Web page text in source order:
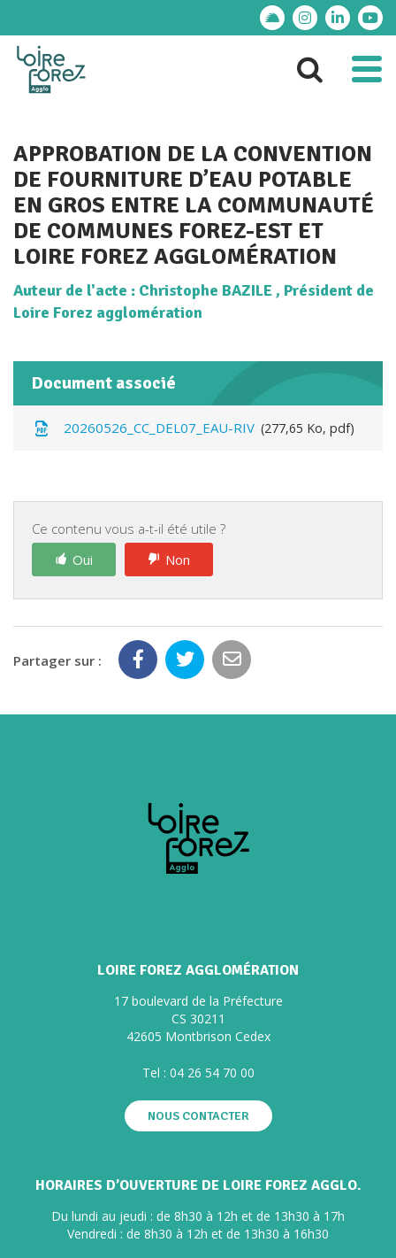
Lien vers le
Lien vers le
Lien
Aller
APPROBATION DE LA CONVENTION
DE FOURNITURE D’EAU POTABLE
EN GROS ENTRE LA COMMUNAUTÉ
DE COMMUNES FOREZ-EST ET
LOIRE FOREZ AGGLOMÉRATION
Auteur de l'acte : Christophe BAZILE , Président de
Loire Forez agglomération
Document associé
20260526_CC_DEL07_EAU-RIV 277,65 Ko, pdf
Ce contenu vous a-t-il été utile ?
Oui
Non
Partager sur :
LOIRE FOREZ AGGLOMÉRATION
17 boulevard de la Préfecture
CS 30211
42605 Montbrison Cedex
Tel : 04 26 54 70 00
NOUS CONTACTER
HORAIRES D’OUVERTURE DE LOIRE FOREZ AGGLO.
Du lundi au jeudi : de 8h30 à 12h et de 13h30 à 17h
Vendredi : de 8h30 à 12h et de 13h30 à 16h30